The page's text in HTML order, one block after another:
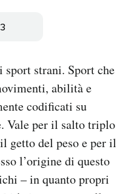
sport strani. Sport che
abilità e
codificati su
Vale per il salto triplo
getto del peso e per il
l’origine di questo
– in quanto propri